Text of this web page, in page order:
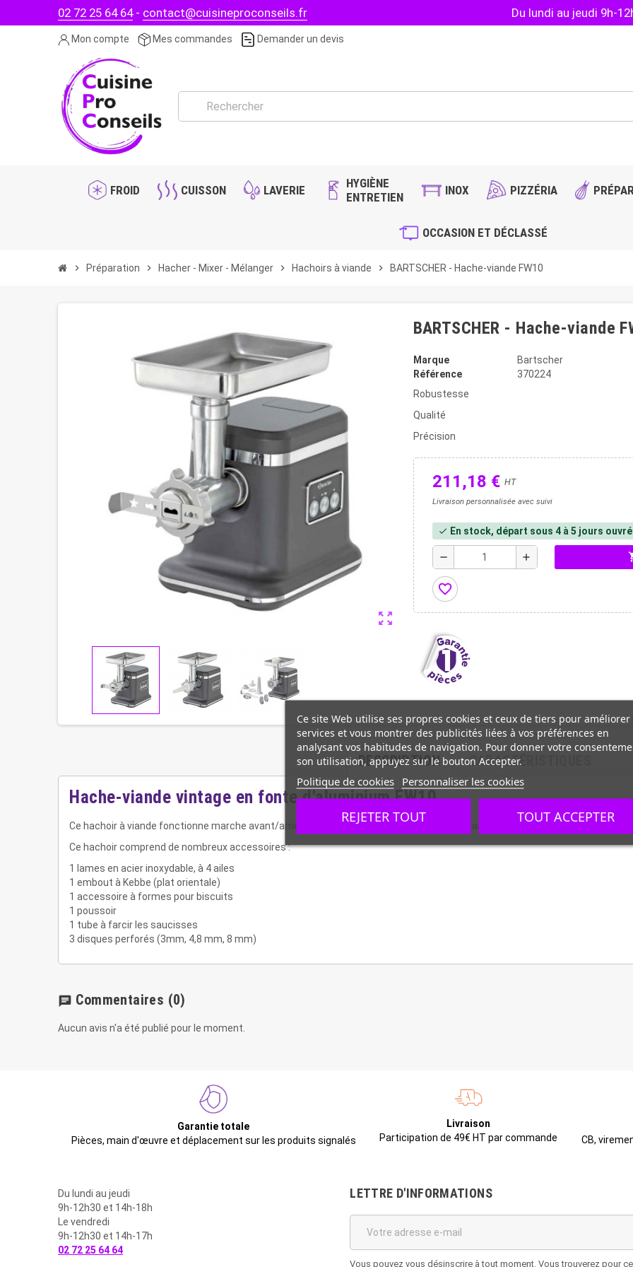
02 72 25 64 64- contact@cuisineproconseils.fr Du lundi au jeudi 9h-
Mon compte Mes commandes Demander un devis
FROID CUISSON LAVERIE
HYGIÈNE
ENTRETIEN
INOX PIZZÉRIA
OCCASION ET DÉCLASSÉ
chevron_right Préparation chevron_right Hacher - Mixer - Mélanger chevron_right Hachoirs à viande chevron_right BARTSCHER - Hache-viande FW10
zoom_out_map
BARTSCHER - Hache-viande
Marque
Bartscher
Référence
370224
Robustesse
Qualité
Précision
211,18 € HT
Livraison personnalisée avec suivi
check En stock, départ sous 4 à 5 jours
remove add
favorite_border
DESCRIPTION CARACTÉRISTIQUES
Hache-viande vintage en fonte d'aluminium FW10
Ce hachoir à viande fonctionne marche avant/arrière. il intègre un compartiment pour le rangement des disques.
Ce hachoir comprend de nombreux accessoires :
1 lames en acier inoxydable, à 4 ailes
1 embout à Kebbe (plat orientale)
1 accessoire à formes pour biscuits
1 poussoir
1 tube à farcir les saucisses
3 disques perforés (3mm, 4,8 mm, 8 mm)
chat Commentaires (0)
Aucun avis n'a été publié pour le moment.
Garantie totale
Pièces, main d'œuvre et déplacement sur les produits signalés
Livraison
Participation de 49€ HT par commande
CB,
Du lundi au jeudi
9h-12h30 et 14h-18h
Le vendredi
9h-12h30 et 14h-17h
02 72 25 64 64
LETTRE D'INFORMATIONS
Vous pouvez vous désinscrire à tout moment. Vous trouverez pour
Ce site Web utilise ses propres cookies et ceux de tiers pour améliorer
services et vous montrer des publicités liées à vos préférences en
analysant vos habitudes de navigation. Pour donner votre
son utilisation, appuyez sur le bouton Accepter.
Politique de cookies Personnaliser les cookies
REJETER TOUT TOUT ACCEPTER